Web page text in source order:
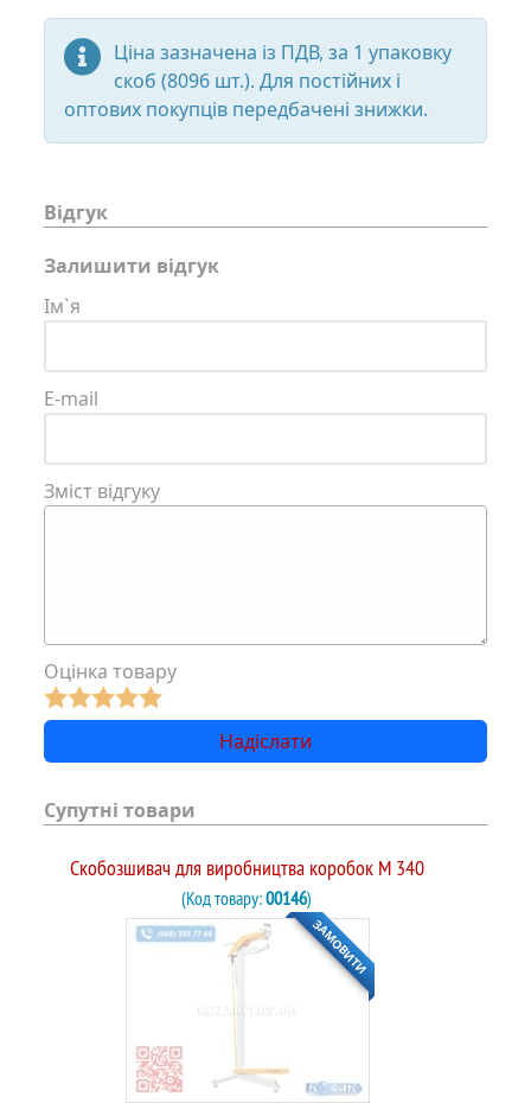
Ціна зазначена із ПДВ, за 1 упаковку
скоб (8096 шт.). Для постійних і
оптових покупців передбачені знижки.
Відгук
Залишити відгук
Ім`я
E-mail
Зміст відгуку
Оцінка товару
Супутні товари
Скобозшивач для виробництва коробок М 340
(Код товару:00146)
ЗАМОВИТИ